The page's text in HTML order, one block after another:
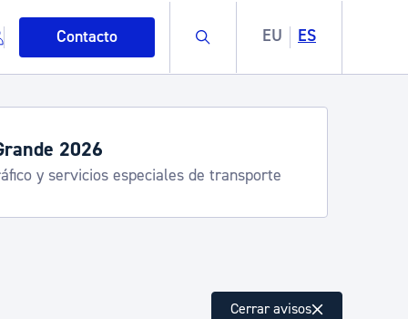
Contacto Buscar EU ES
de verano
Kirola, Donostia Kultura, San Telmo,
Turismo
Cerrar avisos